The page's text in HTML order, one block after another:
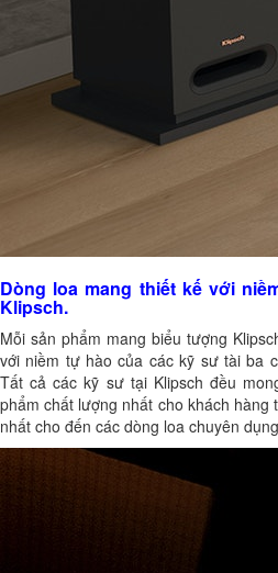
Dòng loa mang thiết kế với
Klipsch.
Mỗi sản phẩm mang biểu tượng
với niềm tự hào của các kỹ sư tài ba
Tất cả các kỹ sư tại Klipsch đều
phẩm chất lượng nhất cho khách
nhất cho đến các dòng loa chuyên